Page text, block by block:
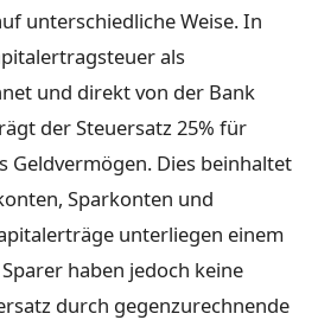
unterschiedliche Weise. In
als
und direkt von der Bank
der Steuersatz 25% für
Geldvermögen. Dies beinhaltet
Sparkonten und
unterliegen einem
haben jedoch keine
durch gegenzurechnende